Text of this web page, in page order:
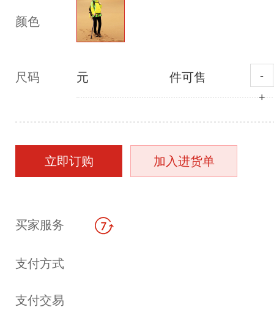
颜色
尺码 元 件可售
-
+
立即订购 加入进货单
买家服务
支付方式
支付交易